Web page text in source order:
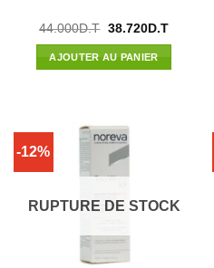
44.000D.T Le
initial
était :
38.720D.TLe
AJOUTER AU PANIER
-12%
RUPTURE DE STOCK